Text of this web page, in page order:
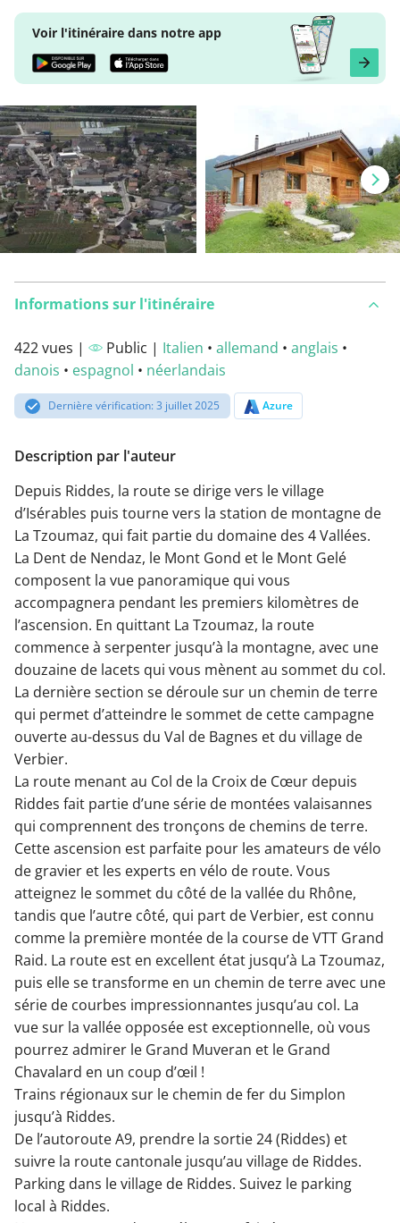
Voir l'itinéraire dans notre app
Informations sur l'itinéraire
422 vues | Public | Italien • allemand • anglais •
danois • espagnol • néerlandais
Dernière vérification: 3 juillet 2025 Azure
Description par l'auteur
Depuis Riddes, la route se dirige vers le village
d’Isérables puis tourne vers la station de montagne de
La Tzoumaz, qui fait partie du domaine des 4 Vallées.
La Dent de Nendaz, le Mont Gond et le Mont Gelé
composent la vue panoramique qui vous
accompagnera pendant les premiers kilomètres de
l’ascension. En quittant La Tzoumaz, la route
commence à serpenter jusqu’à la montagne, avec une
douzaine de lacets qui vous mènent au sommet du col.
La dernière section se déroule sur un chemin de terre
qui permet d’atteindre le sommet de cette campagne
ouverte au-dessus du Val de Bagnes et du village de
Verbier.
La route menant au Col de la Croix de Cœur depuis
Riddes fait partie d’une série de montées valaisannes
qui comprennent des tronçons de chemins de terre.
Cette ascension est parfaite pour les amateurs de vélo
de gravier et les experts en vélo de route. Vous
atteignez le sommet du côté de la vallée du Rhône,
tandis que l’autre côté, qui part de Verbier, est connu
comme la première montée de la course de VTT Grand
Raid. La route est en excellent état jusqu’à La Tzoumaz,
puis elle se transforme en un chemin de terre avec une
série de courbes impressionnantes jusqu’au col. La
vue sur la vallée opposée est exceptionnelle, où vous
pourrez admirer le Grand Muveran et le Grand
Chavalard en un coup d’œil !
Trains régionaux sur le chemin de fer du Simplon
jusqu’à Riddes.
De l’autoroute A9, prendre la sortie 24 (Riddes) et
suivre la route cantonale jusqu’au village de Riddes.
Parking dans le village de Riddes. Suivez le parking
local à Riddes.